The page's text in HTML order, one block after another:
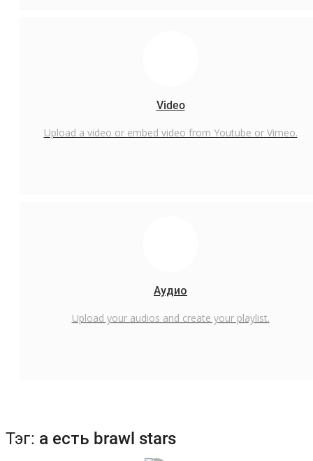
Video
Upload a video or embed video from Youtube or Vimeo.
Аудио
Upload your audios and create your playlist.
Тэг: а есть brawl stars